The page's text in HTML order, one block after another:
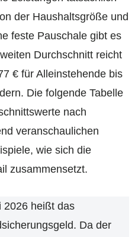
der Haushaltsgröße und
feste Pauschale gibt es
Durchschnitt reicht
€ für Alleinstehende bis
Die folgende Tabelle
nach
veranschaulichen
wie sich die
zusammensetzt.
2026 heißt das
Da der